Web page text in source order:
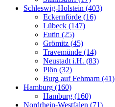
Schleswig-Holstein (403)
Eckernförde (16)
Lübeck (147)
Eutin (25)
Grömitz (45)
Travemünde (14)
Neustadt i.H. (83)
Plön (32)
Burg auf Fehmarn (41)
Hamburg (160)
Hamburg (160)
Nordrhein-Westfalen (71)